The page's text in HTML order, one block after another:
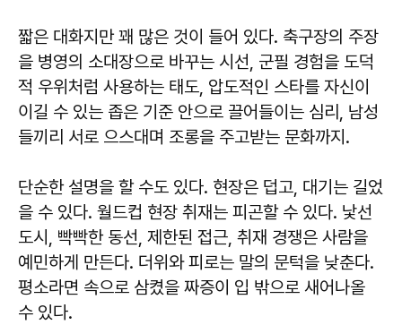
짧은 대화지만 꽤 많은 것이 들어 있다. 축구장의 주장
을 병영의 소대장으로 바꾸는 시선, 군필 경험을 도덕
적 우위처럼 사용하는 태도, 압도적인 스타를 자신이
이길 수 있는 좁은 기준 안으로 끌어들이는 심리, 남성
들끼리 서로 으스대며 조롱을 주고받는 문화까지.
단순한 설명을 할 수도 있다. 현장은 덥고, 대기는 길었
을 수 있다. 월드컵 현장 취재는 피곤할 수 있다. 낯선
도시, 빡빡한 동선, 제한된 접근, 취재 경쟁은 사람을
예민하게 만든다. 더위와 피로는 말의 문턱을 낮춘다.
평소라면 속으로 삼켰을 짜증이 입 밖으로 새어나올
수 있다.